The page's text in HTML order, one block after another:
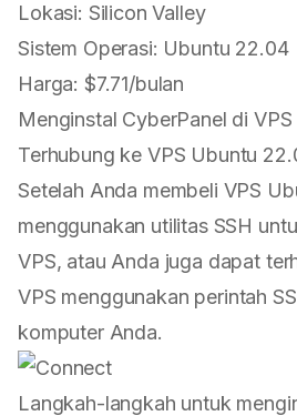
Lokasi: Silicon Valley
Sistem Operasi: Ubuntu 22.04
Harga: $7.71/bulan
Menginstal CyberPanel di
Terhubung ke VPS Ubuntu
Setelah Anda membeli VPS
menggunakan utilitas SSH
VPS, atau Anda juga dapat
VPS menggunakan perintah
komputer Anda.
Langkah-langkah untuk